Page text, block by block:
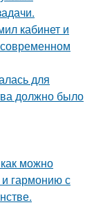
кабинет и
для
должно было
можно
и гармонию с